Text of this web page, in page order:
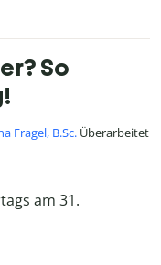
So
Fragel, B.Sc. Überarbeitet
am 31.